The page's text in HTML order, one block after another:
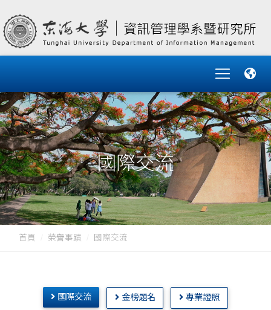
國際交流
首頁 榮譽事蹟 國際交流
國際交流 金榜題名 專業證照